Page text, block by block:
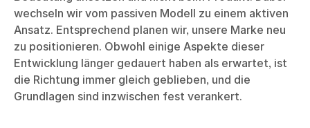
wechseln wir vom passiven Modell zu einem aktiven
Ansatz. Entsprechend planen wir, unsere Marke neu
zu positionieren. Obwohl einige Aspekte dieser
Entwicklung länger gedauert haben als erwartet, ist
die Richtung immer gleich geblieben, und die
Grundlagen sind inzwischen fest verankert.